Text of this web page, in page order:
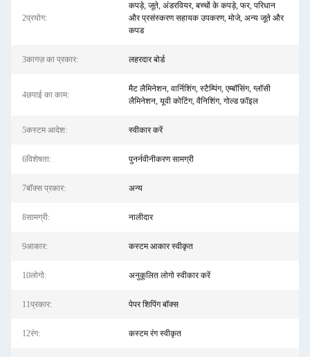
2प्रयोग:
कपड़े, जूते, अंडरवियर, बच्चों के कपड़े, फर, परिधान
और प्रसंस्करण सहायक उपकरण, मोजे, अन्य जूते और
कपड
3कागज़ का प्रकार: लहरदार बोर्ड
4छपाई का काम:
मैट लैमिनेशन, वार्निशिंग, स्टैम्पिंग, एम्बॉसिंग, ग्लॉसी
लैमिनेशन, यूवी कोटिंग, वैनिशिंग, गोल्ड फ़ॉइल
5कस्टम आदेश: स्वीकार करें
6विशेषता: पुनर्नवीनीकरण सामग्री
7बॉक्स प्रकार: अन्य
8सामग्री: नालीदार
9आकार: कस्टम आकार स्वीकृत
10लोगो: अनुकूलित लोगो स्वीकार करें
11प्रकार: पेपर शिपिंग बॉक्स
12रंग: कस्टम रंग स्वीकृत